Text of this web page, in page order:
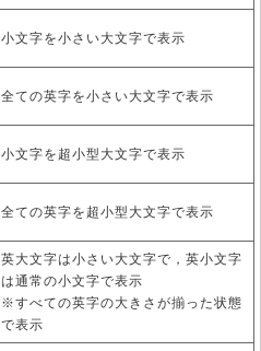
小文字を小さい大文字で表示
全ての英字を小さい大文字で表示
小文字を超小型大文字で表示
全ての英字を超小型大文字で表示
英大文字は小さい大文字で，英小文字
は通常の小文字で表示
※すべての英字の大きさが揃った状態
で表示